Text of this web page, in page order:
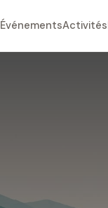
ÉvénementsActivités